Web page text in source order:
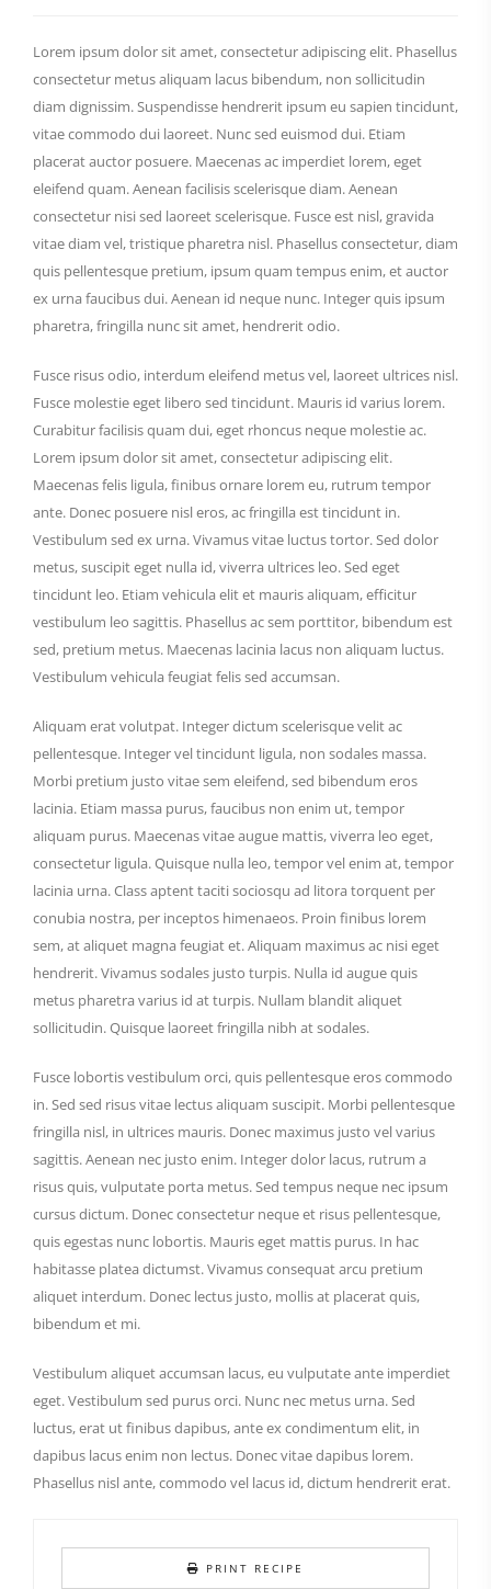
Lorem ipsum dolor sit amet, consectetur adipiscing elit. Phasellus
consectetur metus aliquam lacus bibendum, non sollicitudin
diam dignissim. Suspendisse hendrerit ipsum eu sapien tincidunt,
vitae commodo dui laoreet. Nunc sed euismod dui. Etiam
placerat auctor posuere. Maecenas ac imperdiet lorem, eget
eleifend quam. Aenean facilisis scelerisque diam. Aenean
consectetur nisi sed laoreet scelerisque. Fusce est nisl, gravida
vitae diam vel, tristique pharetra nisl. Phasellus consectetur, diam
quis pellentesque pretium, ipsum quam tempus enim, et auctor
ex urna faucibus dui. Aenean id neque nunc. Integer quis ipsum
pharetra, fringilla nunc sit amet, hendrerit odio.
Fusce risus odio, interdum eleifend metus vel, laoreet ultrices nisl.
Fusce molestie eget libero sed tincidunt. Mauris id varius lorem.
Curabitur facilisis quam dui, eget rhoncus neque molestie ac.
Lorem ipsum dolor sit amet, consectetur adipiscing elit.
Maecenas felis ligula, finibus ornare lorem eu, rutrum tempor
ante. Donec posuere nisl eros, ac fringilla est tincidunt in.
Vestibulum sed ex urna. Vivamus vitae luctus tortor. Sed dolor
metus, suscipit eget nulla id, viverra ultrices leo. Sed eget
tincidunt leo. Etiam vehicula elit et mauris aliquam, efficitur
vestibulum leo sagittis. Phasellus ac sem porttitor, bibendum est
sed, pretium metus. Maecenas lacinia lacus non aliquam luctus.
Vestibulum vehicula feugiat felis sed accumsan.
Aliquam erat volutpat. Integer dictum scelerisque velit ac
pellentesque. Integer vel tincidunt ligula, non sodales massa.
Morbi pretium justo vitae sem eleifend, sed bibendum eros
lacinia. Etiam massa purus, faucibus non enim ut, tempor
aliquam purus. Maecenas vitae augue mattis, viverra leo eget,
consectetur ligula. Quisque nulla leo, tempor vel enim at, tempor
lacinia urna. Class aptent taciti sociosqu ad litora torquent per
conubia nostra, per inceptos himenaeos. Proin finibus lorem
sem, at aliquet magna feugiat et. Aliquam maximus ac nisi eget
hendrerit. Vivamus sodales justo turpis. Nulla id augue quis
metus pharetra varius id at turpis. Nullam blandit aliquet
sollicitudin. Quisque laoreet fringilla nibh at sodales.
Fusce lobortis vestibulum orci, quis pellentesque eros commodo
in. Sed sed risus vitae lectus aliquam suscipit. Morbi pellentesque
fringilla nisl, in ultrices mauris. Donec maximus justo vel varius
sagittis. Aenean nec justo enim. Integer dolor lacus, rutrum a
risus quis, vulputate porta metus. Sed tempus neque nec ipsum
cursus dictum. Donec consectetur neque et risus pellentesque,
quis egestas nunc lobortis. Mauris eget mattis purus. In hac
habitasse platea dictumst. Vivamus consequat arcu pretium
aliquet interdum. Donec lectus justo, mollis at placerat quis,
bibendum et mi.
Vestibulum aliquet accumsan lacus, eu vulputate ante imperdiet
eget. Vestibulum sed purus orci. Nunc nec metus urna. Sed
luctus, erat ut finibus dapibus, ante ex condimentum elit, in
dapibus lacus enim non lectus. Donec vitae dapibus lorem.
Phasellus nisl ante, commodo vel lacus id, dictum hendrerit erat.
PRINT RECIPE